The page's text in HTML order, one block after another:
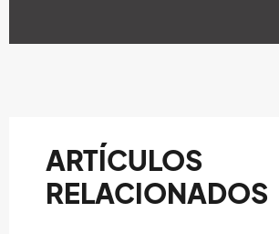
ARTÍCULOS
RELACIONADOS